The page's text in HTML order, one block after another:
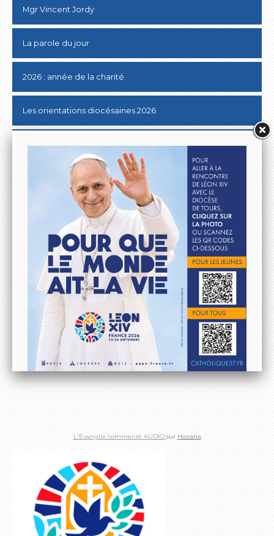
Mgr Vincent Jordy
La parole du jour
2026 : année de la charité
Les orientations diocésaines 2026
Donner au Denier
10 & 20 km de Tours
Lutter contre les ABUS SEXUELS dans l'Eglise
Aller à la rencontre du Pape
L'Évangile commenté AUDIO sur Hozana